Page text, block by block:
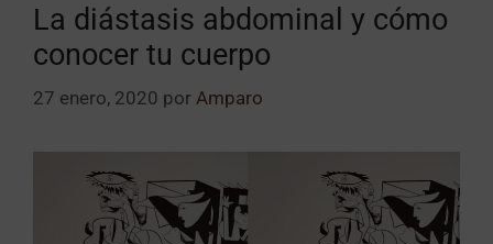
La diástasis abdominal y cómo
conocer tu cuerpo
27 enero, 2020 por Amparo